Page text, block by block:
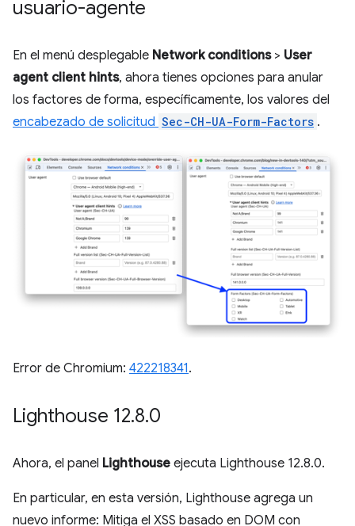
usuario-agente
En el menú desplegable Network conditions> User
agent client hints, ahora tienes opciones para anular
los factores de forma, específicamente, los valores del
encabezado de solicitud Sec-CH-UA-Form-Factors .
Error de Chromium: 422218341.
Lighthouse 12.8.0
Ahora, el panel Lighthouse ejecuta Lighthouse 12.8.0.
En particular, en esta versión, Lighthouse agrega un
nuevo informe: Mitiga el XSS basado en DOM con